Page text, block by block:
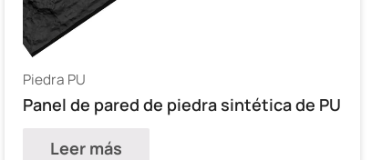
Piedra PU
Panel de pared de piedra sintética de PU
Leer más